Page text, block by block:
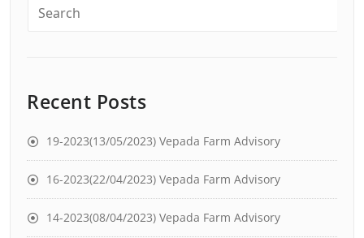
Recent Posts
19-2023(13/05/2023) Vepada Farm Advisory
16-2023(22/04/2023) Vepada Farm Advisory
14-2023(08/04/2023) Vepada Farm Advisory